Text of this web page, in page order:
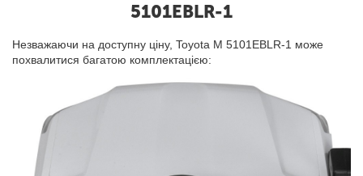
5101EBLR-1
Незважаючи на доступну ціну, Toyota M 5101EBLR-1 може
похвалитися багатою комплектацією: